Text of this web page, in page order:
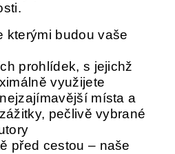
kterými budou vaše
prohlídek, s jejichž
využijete
místa a
pečlivě vybrané
před cestou – naše